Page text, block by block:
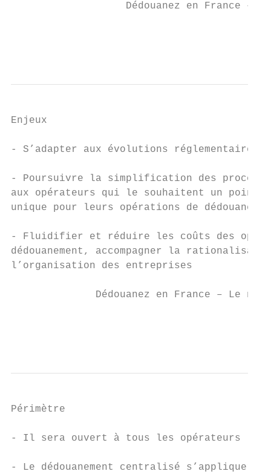
Dédouanez en France –
Enjeux
- S’adapter aux évolutions réglementaires
- Poursuivre la simplification des
aux opérateurs qui le souhaitent un point
unique pour leurs opérations de
- Fluidifier et réduire les coûts des
dédouanement, accompagner la
l’organisation des entreprises
Dédouanez en France – Le
Périmètre
- Il sera ouvert à tous les opérateurs
- Le dédouanement centralisé